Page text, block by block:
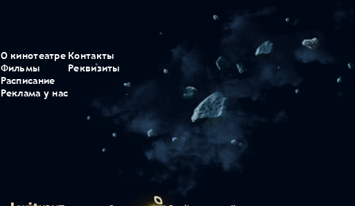
О кинотеатре
Фильмы
Расписание
Реклама у нас
Контакты
Реквизиты